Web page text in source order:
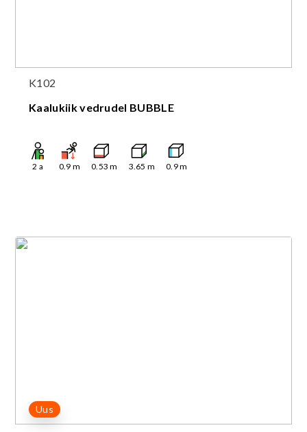
K102
Kaalukiik vedrudel BUBBLE
2 a 0.9 m 0.53 m 3.65 m 0.9m
Uus